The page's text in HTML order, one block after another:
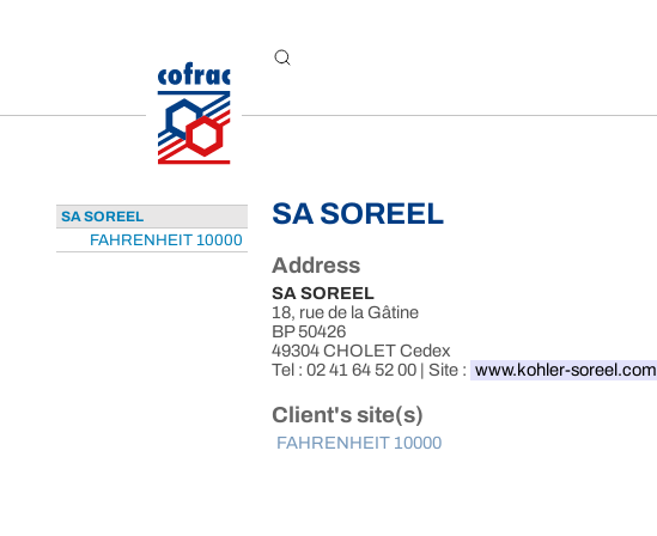
SA SOREEL
FAHRENHEIT 10000
SA SOREEL
Address
SA SOREEL
18, rue de la Gâtine
BP 50426
49304 CHOLET Cedex
Tel : 02 41 64 52 00 | Site : www.kohler-soreel.com
Client's site(s)
FAHRENHEIT 10000